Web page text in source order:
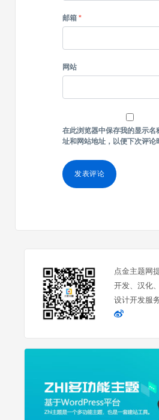
邮箱 *
网站
在此浏览器中保存我的显示名
址和网站地址，以便下次评论
点金主题网
开发、汉化
设计开发服务